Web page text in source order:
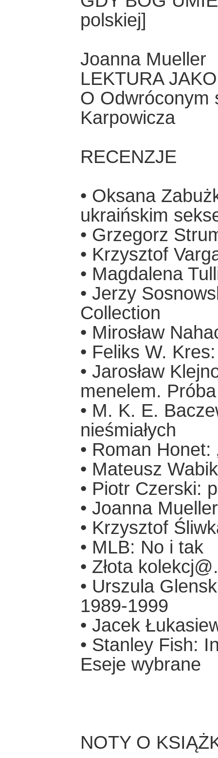
polskiej]
Joanna Mueller
LEKTURA
O Odwróconym
Karpowicza
RECENZJE
• Oksana
ukraińskim
• Grzegorz
• Krzysztof
• Magdalena
• Jerzy
Collection
• Mirosław
• Feliks W.
• Jarosław
menelem.
• M. K. E.
nieśmiałych
• Roman Honet:
• Mateusz
• Piotr Czerski:
• Joanna
• Krzysztof
• MLB: No i tak
• Złota
• Urszula
1989-1999
• Jacek
• Stanley Fish:
Eseje wybrane
NOTY O